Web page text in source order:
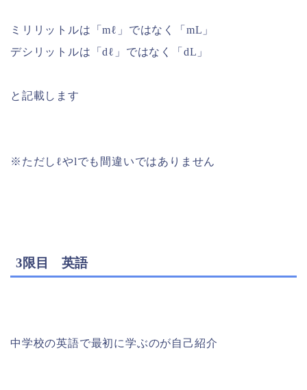
ミリリットルは「mℓ」ではなく「mL」
デシリットルは「dℓ」ではなく「dL」
と記載します
※ただしℓやlでも間違いではありません
3限目 英語
中学校の英語で最初に学ぶのが自己紹介